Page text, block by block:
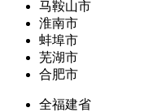
马鞍山市
淮南市
蚌埠市
芜湖市
合肥市
全福建省